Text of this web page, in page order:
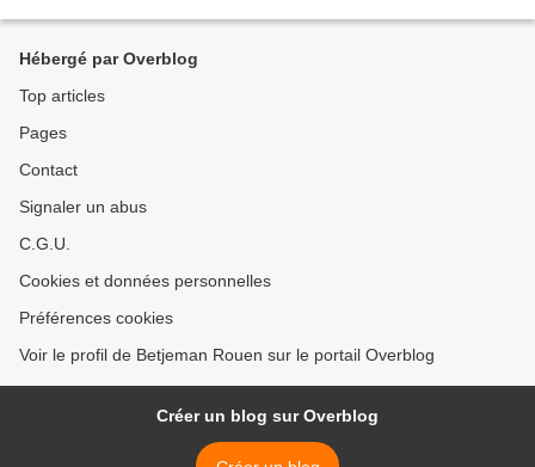
Hébergé par Overblog
Top articles
Pages
Contact
Signaler un abus
C.G.U.
Cookies et données personnelles
Préférences cookies
Voir le profil de Betjeman Rouen sur le portail Overblog
Créer un blog sur Overblog